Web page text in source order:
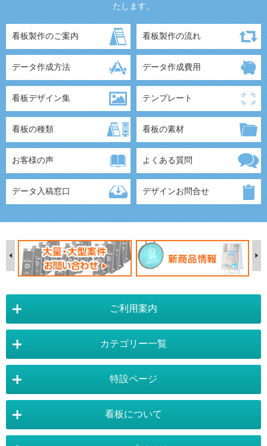
たします。
看板製作のご案内 看板製作の流れ
データ作成方法 データ作成費用
看板デザイン集 テンプレート
看板の種類 看板の素材
お客様の声 よくある質問
データ入稿窓口 デザインお問合せ
ご利用案内
店舗詳細情報
運営会社 :株式会社トレード
カテゴリー一覧
スタンド看板：オプション バナースタンド
特設ページ
看板について